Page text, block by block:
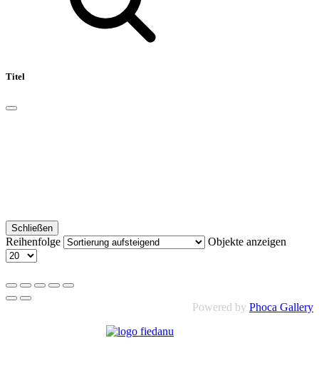
Titel
Schließen
Reihenfolge Objekte anzeigen
Powered by Phoca Gallery